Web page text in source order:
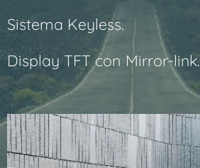
Sistema Keyless.
Display TFT con Mirror-link.